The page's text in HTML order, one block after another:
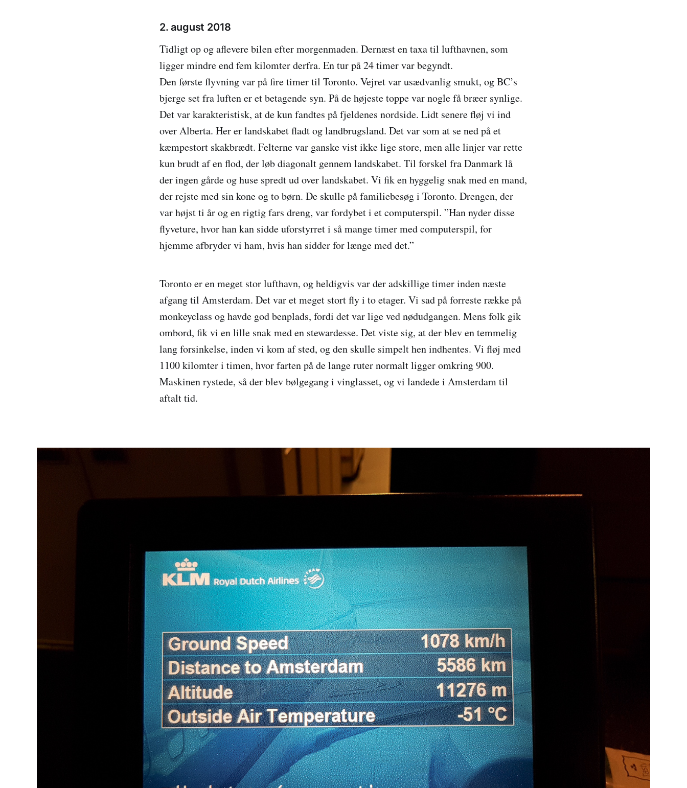
2. august 2018
Tidligt op og aflevere bilen efter morgenmaden. Dernæst en taxa til lufthavnen, som
ligger mindre end fem kilomter derfra. En tur på 24 timer var begyndt.
Den første flyvning var på fire timer til Toronto. Vejret var usædvanlig smukt, og BC’s
bjerge set fra luften er et betagende syn. På de højeste toppe var nogle få bræer synlige.
Det var karakteristisk, at de kun fandtes på fjeldenes nordside. Lidt senere fløj vi ind
over Alberta. Her er landskabet fladt og landbrugsland. Det var som at se ned på et
kæmpestort skakbrædt. Felterne var ganske vist ikke lige store, men alle linjer var rette
kun brudt af en flod, der løb diagonalt gennem landskabet. Til forskel fra Danmark lå
der ingen gårde og huse spredt ud over landskabet. Vi fik en hyggelig snak med en mand,
der rejste med sin kone og to børn. De skulle på familiebesøg i Toronto. Drengen, der
var højst ti år og en rigtig fars dreng, var fordybet i et computerspil. ”Han nyder disse
flyveture, hvor han kan sidde uforstyrret i så mange timer med computerspil, for
hjemme afbryder vi ham, hvis han sidder for længe med det.”
Toronto er en meget stor lufthavn, og heldigvis var der adskillige timer inden næste
afgang til Amsterdam. Det var et meget stort fly i to etager. Vi sad på forreste række på
monkeyclass og havde god benplads, fordi det var lige ved nødudgangen. Mens folk gik
ombord, fik vi en lille snak med en stewardesse. Det viste sig, at der blev en temmelig
lang forsinkelse, inden vi kom af sted, og den skulle simpelt hen indhentes. Vi fløj med
1100 kilomter i timen, hvor farten på de lange ruter normalt ligger omkring 900.
Maskinen rystede, så der blev bølgegang i vinglasset, og vi landede i Amsterdam til
aftalt tid.